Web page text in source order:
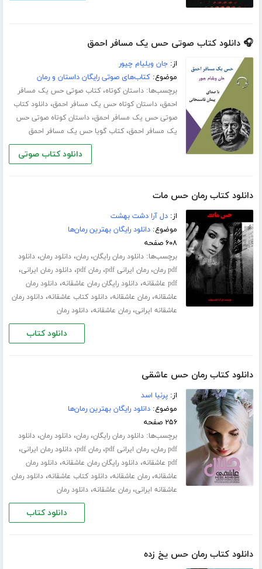
🎧 دانلود کتاب صوتی حس یک مسافر احمق
از:جان ویلیام چیور
موضوع:کتاب‌های صوتی رایگان داستان و رمان
برچسب‌ها:داستان کوتاه،کتاب صوتی حس یک مسافر
احمق،داستان کوتاه حس یک مسافر احمق،دانلود کتاب
صوتی حس یک مسافر احمق،داستان کوتاه صوتی حس
یک مسافر احمق،کتاب گویا حس یک مسافر احمق
دانلود کتاب صوتی
دانلود کتاب رمان حس مات
از:دل آرا دشت بهشت
موضوع:دانلود رایگان بهترین رمان‌ها
۶۰۸ صفحه
برچسب‌ها:دانلود رمان رایگان،رمان،دانلود رمان،دانلود
pdf رمان
،رمان ایرانی pdf ،رمان pdf ،دانلود رمان ایرانی،
pdf عاشقانه ،دانلود رایگان رمان عاشقانه،دانلود رمان
عاشقانه،رمان عاشقانه،دانلود کتاب عاشقانه،دانلود رمان
عاشقانه ایرانی،رمان عاشقانه،دانلود رمان
دانلود کتاب
دانلود کتاب رمان حس عاشقی
از:پرنیا اسد
موضوع:دانلود رایگان بهترین رمان‌ها
۲۵۶ صفحه
برچسب‌ها:دانلود رمان رایگان،رمان،دانلود رمان،دانلود
pdf رمان
،رمان ایرانی pdf ،رمان pdf ،دانلود رمان ایرانی،
pdf عاشقانه ،دانلود رایگان رمان عاشقانه،دانلود رمان
عاشقانه،رمان عاشقانه،دانلود کتاب عاشقانه،دانلود رمان
عاشقانه ایرانی،رمان عاشقانه،دانلود رمان
دانلود کتاب
دانلود کتاب رمان حس یخ زده